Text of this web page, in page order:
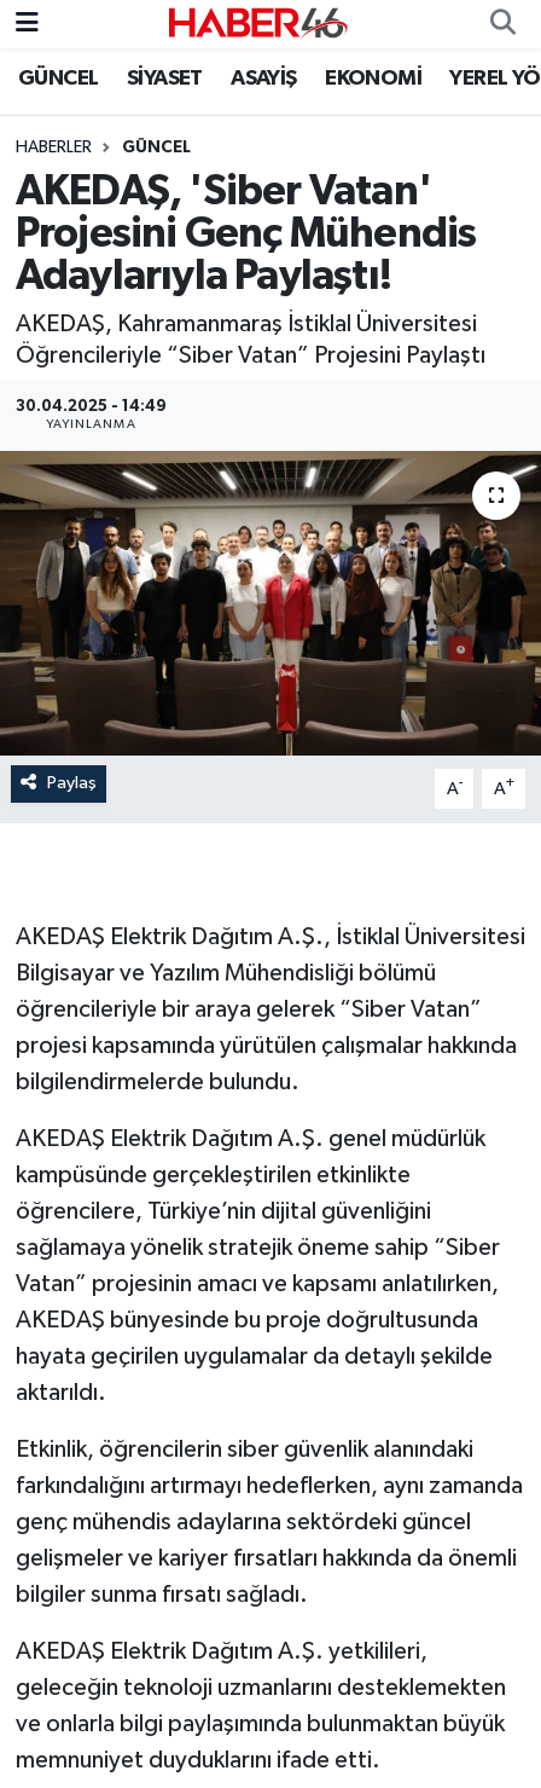
GÜNCEL SİYASET ASAYİŞ EKONOMİ YEREL
HABERLER GÜNCEL
AKEDAŞ, 'Siber Vatan'
Projesini Genç Mühendis
Adaylarıyla Paylaştı!
AKEDAŞ, Kahramanmaraş İstiklal Üniversitesi
Öğrencileriyle “Siber Vatan” Projesini Paylaştı
30.04.2025 - 14:49
YAYINLANMA
Paylaş A- A+
AKEDAŞ Elektrik Dağıtım A.Ş., İstiklal Üniversitesi
Bilgisayar ve Yazılım Mühendisliği bölümü
öğrencileriyle bir araya gelerek “Siber Vatan”
projesi kapsamında yürütülen çalışmalar hakkında
bilgilendirmelerde bulundu.
AKEDAŞ Elektrik Dağıtım A.Ş. genel müdürlük
kampüsünde gerçekleştirilen etkinlikte
öğrencilere, Türkiye’nin dijital güvenliğini
sağlamaya yönelik stratejik öneme sahip “Siber
Vatan” projesinin amacı ve kapsamı anlatılırken,
AKEDAŞ bünyesinde bu proje doğrultusunda
hayata geçirilen uygulamalar da detaylı şekilde
aktarıldı.
Etkinlik, öğrencilerin siber güvenlik alanındaki
farkındalığını artırmayı hedeflerken, aynı zamanda
genç mühendis adaylarına sektördeki güncel
gelişmeler ve kariyer fırsatları hakkında da önemli
bilgiler sunma fırsatı sağladı.
AKEDAŞ Elektrik Dağıtım A.Ş. yetkilileri,
geleceğin teknoloji uzmanlarını desteklemekten
ve onlarla bilgi paylaşımında bulunmaktan büyük
memnuniyet duyduklarını ifade etti.
GÜNCEL
SİYASET
EKONOMİ
SPOR
YAŞAM
TEKNOLOJİ
SAĞLIK
EĞİTİM
İLÇE HABERLERİ
KÜLTÜR-SANAT
DÜNYA
KADIN-AİLE
YEREL YÖNETİM
MEDYA
SEÇİM 2011
ÜÇÜNCÜ SAYFA
BİLİMNET
Yemek
SİVİL TOPLUM
SEÇİM 2014
KİM KİMDİR
ÇEK GÖNDER
HEDEF2020
OTOMOBİL
Nöbetçi Eczaneler
Hava Durumu
Kahramanmaraş Namaz Vakitleri
Trafik Durumu
Süper Lig Puan Durumu ve Fikstür
Tüm Manşetler
Son Dakika Haberleri
Haber Arşivi